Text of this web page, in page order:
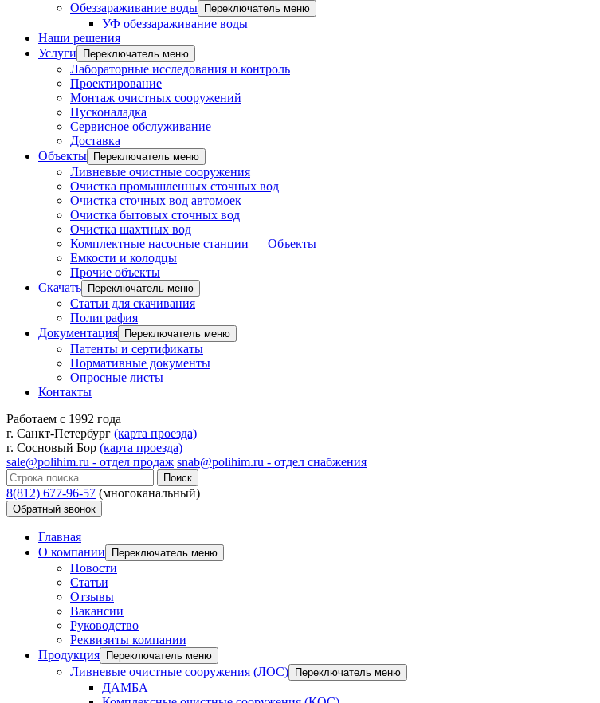
Обеззараживание воды
Переключатель меню
УФ обеззараживание воды
Наши решения
Услуги
Переключатель меню
Лабораторные исследования и контроль
Проектирование
Монтаж очистных сооружений
Пусконаладка
Сервисное обслуживание
Доставка
Объекты
Переключатель меню
Ливневые очистные сооружения
Очистка промышленных сточных вод
Очистка сточных вод автомоек
Очистка бытовых сточных вод
Очистка шахтных вод
Комплектные насосные станции — Объекты
Емкости и колодцы
Прочие объекты
Скачать
Переключатель меню
Статьи для скачивания
Полиграфия
Документация
Переключатель меню
Патенты и сертификаты
Нормативные документы
Опросные листы
Контакты
Работаем с 1992 года
г. Санкт-Петербург (карта проезда)
г. Сосновый Бор (карта проезда)
sale@polihim.ru - отдел продаж snab@polihim.ru - отдел снабжения
Поиск
8(812) 677-96-57 (многоканальный)
Обратный звонок
Главная
О компании
Переключатель меню
Новости
Статьи
Отзывы
Вакансии
Руководство
Реквизиты компании
Продукция
Переключатель меню
Ливневые очистные сооружения (ЛОС) Переключатель меню
ДАМБА